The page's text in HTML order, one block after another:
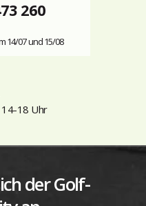
260
14/07 und 15/08
18 Uhr
der Golf-